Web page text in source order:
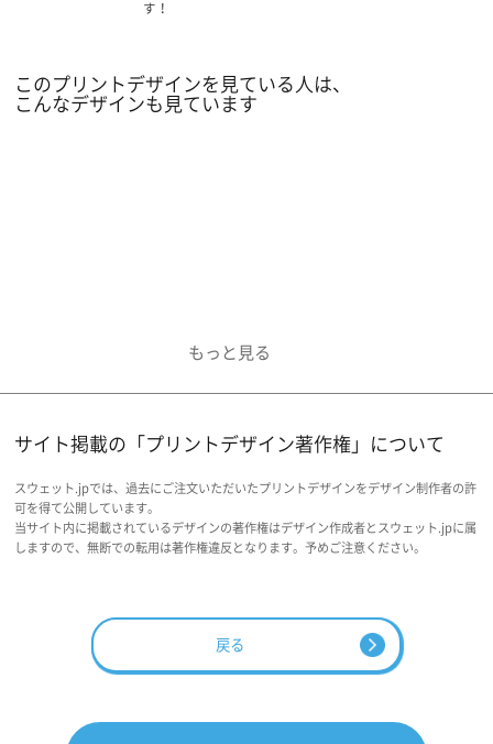
す！
このプリントデザインを見ている人は、
こんなデザインも見ています
サイト掲載の「プリントデザイン著作権」について
スウェット.jpでは、過去にご注文いただいたプリントデザインをデザイン制作者の許
可を得て公開しています。
当サイト内に掲載されているデザインの著作権はデザイン作成者とスウェット.jpに属
しますので、無断での転用は著作権違反となります。予めご注意ください。
戻る